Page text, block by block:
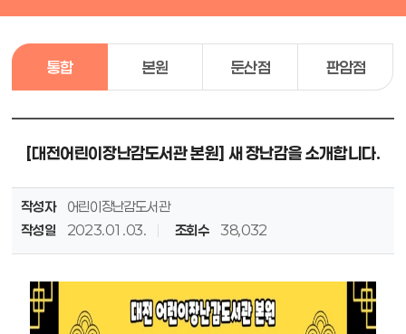
통합 본원 둔산점 판암점
[대전어린이장난감도서관 본원] 새 장난감을 소개합니다.
작성자
어린이장난감도서관
작성일
2023.01.03. 조회수 38,032